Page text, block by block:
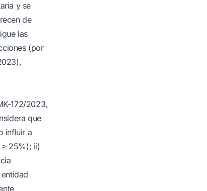
y se
de
las
(por
172/2023,
que
influir a
25%); ii)